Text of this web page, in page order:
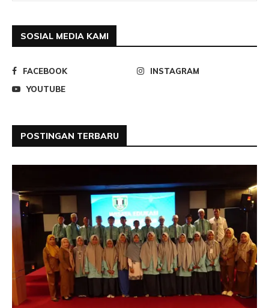
SOSIAL MEDIA KAMI
FACEBOOK
INSTAGRAM
YOUTUBE
POSTINGAN TERBARU